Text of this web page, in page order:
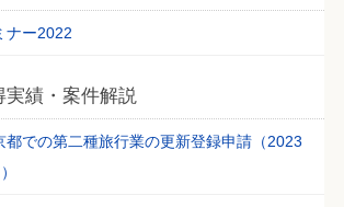
ナー2022
実績・案件解説
都での第二種旅行業の更新登録申請（2023